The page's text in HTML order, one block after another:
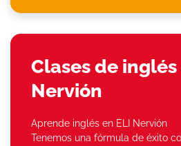
Clases de inglés
Nervión
Aprende inglés en ELI Nervión
Tenemos una fórmula de éxito